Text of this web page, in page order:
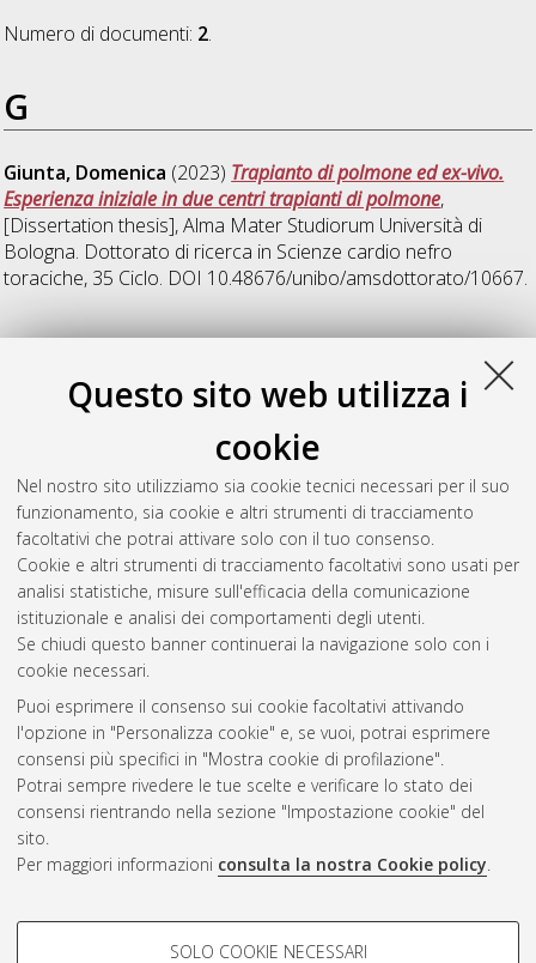
Questo sito web utilizza i
cookie
Nel nostro sito utilizziamo sia cookie tecnici necessari per il suo
funzionamento, sia cookie e altri strumenti di tracciamento
facoltativi che potrai attivare solo con il tuo consenso.
Cookie e altri strumenti di tracciamento facoltativi sono usati per
analisi statistiche, misure sull'efficacia della comunicazione
istituzionale e analisi dei comportamenti degli utenti.
Se chiudi questo banner continuerai la navigazione solo con i
cookie necessari.
Puoi esprimere il consenso sui cookie facoltativi attivando
l'opzione in "Personalizza cookie" e, se vuoi, potrai esprimere
consensi più specifici in "Mostra cookie di profilazione".
Potrai sempre rivedere le tue scelte e verificare lo stato dei
consensi rientrando nella sezione "Impostazione cookie" del
sito.
Per maggiori informazioni consulta la nostra Cookie policy.
COOKIE DI PROFILAZIONE -
SOLO COOKIE NECESSARI
Numero di documenti: 2.
G
Giunta, Domenica (2023) Trapianto di polmone ed ex-vivo.
Esperienza iniziale in due centri trapianti di polmone,
[Dissertation thesis], Alma Mater Studiorum Università di
Bologna. Dottorato di ricerca in Scienze cardio nefro
toraciche, 35 Ciclo. DOI 10.48676/unibo/amsdottorato/10667.
R
Ricciardi, Sara(2024)Prognostic and diagnostic markers in
neuroendocrine thymic tumours:a pilot study
thesis], Alma Mater Studiorum Università di Bologna.
Dottorato di ricerca inScienze cardio nefro toraciche, 36
Ciclo. DOI 10.48676/unibo/amsdottorato/11663.
Questa lista e' stata generata ilSat Aug 8 20:45:02 2026
Atom
Rss 1.0
Rss 2.0
ISSN: 2038-7946
Impostazioni Cookie
Informativa sulla privacy